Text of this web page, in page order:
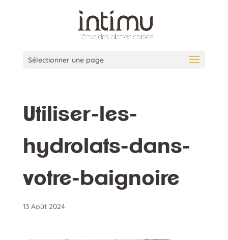
Sélectionner une page
Utiliser-les-
hydrolats-dans-
votre-baignoire
13 Août 2024